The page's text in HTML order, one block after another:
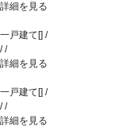
詳細を見る
一戸建て[] /
//
詳細を見る
一戸建て[] /
//
詳細を見る